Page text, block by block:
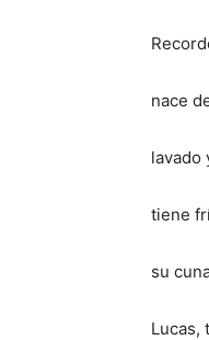
nace
lavado
tiene
su
Lucas,